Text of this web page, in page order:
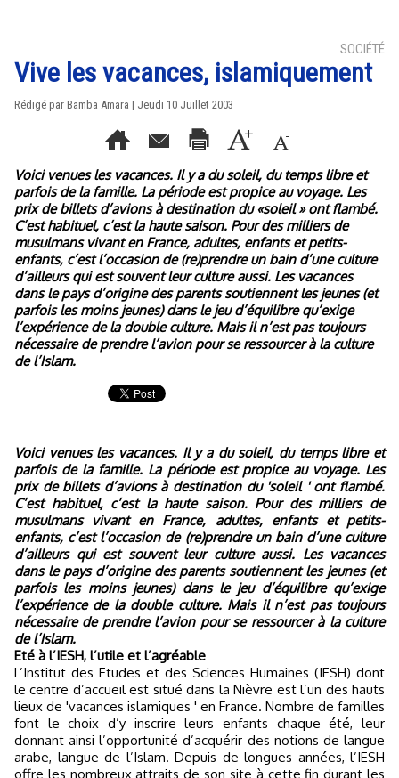
SOCIÉTÉ
Vive les vacances, islamiquement
Rédigé par Bamba Amara | Jeudi 10 Juillet 2003
Voici venues les vacances. Il y a du soleil, du temps libre et
parfois de la famille. La période est propice au voyage. Les
prix de billets d’avions à destination du «soleil » ont flambé.
C’est habituel, c’est la haute saison. Pour des milliers de
musulmans vivant en France, adultes, enfants et petits-
enfants, c’est l’occasion de (re)prendre un bain d’une culture
d’ailleurs qui est souvent leur culture aussi. Les vacances
dans le pays d’origine des parents soutiennent les jeunes (et
parfois les moins jeunes) dans le jeu d’équilibre qu’exige
l’expérience de la double culture. Mais il n’est pas toujours
nécessaire de prendre l’avion pour se ressourcer à la culture
de l’Islam.
Voici venues les vacances. Il y a du soleil, du temps libre et
parfois de la famille. La période est propice au voyage. Les
prix de billets d’avions à destination du 'soleil ' ont flambé.
C’est habituel, c’est la haute saison. Pour des milliers de
musulmans vivant en France, adultes, enfants et petits-
enfants, c’est l’occasion de (re)prendre un bain d’une culture
d’ailleurs qui est souvent leur culture aussi. Les vacances
dans le pays d’origine des parents soutiennent les jeunes (et
parfois les moins jeunes) dans le jeu d’équilibre qu’exige
l’expérience de la double culture. Mais il n’est pas toujours
nécessaire de prendre l’avion pour se ressourcer à la culture
de l’Islam.
Eté à l’IESH, l’utile et l’agréable
L’Institut des Etudes et des Sciences Humaines (IESH) dont
le centre d’accueil est situé dans la Nièvre est l’un des hauts
lieux de 'vacances islamiques ' en France. Nombre de familles
font le choix d’y inscrire leurs enfants chaque été, leur
donnant ainsi l’opportunité d’acquérir des notions de langue
arabe, langue de l’Islam. Depuis de longues années, l’IESH
offre les nombreux attraits de son site à cette fin durant les